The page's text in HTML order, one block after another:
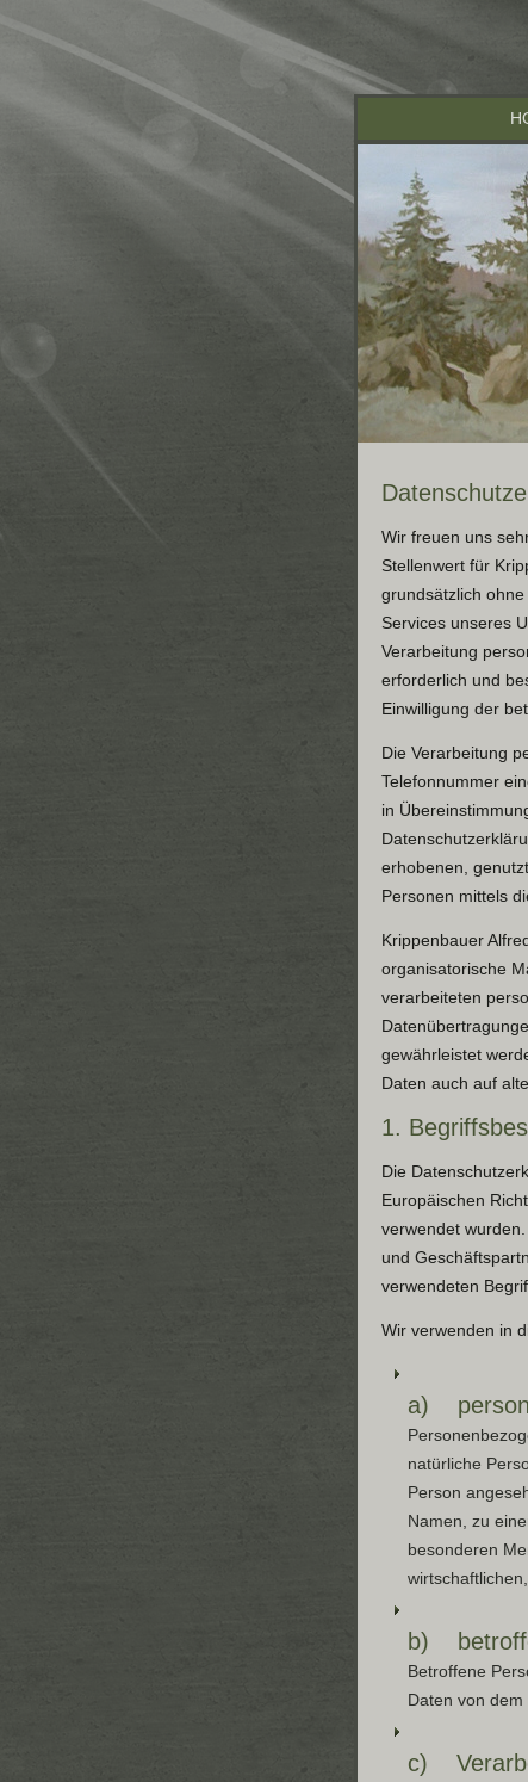
Wir freuen uns
Stellenwert für
grundsätzlich
Services unseres
Verarbeitung
erforderlich und
Einwilligung der
Die Verarbeitung
Telefonnummer
in
erhobenen,
Personen mittels
Krippenbauer
organisatorische
verarbeiteten
gewährleistet
Daten auch auf
1.
Die
Europäischen
verwendet
und
verwendeten
Wir verwenden in
a)
natürliche
Person
Namen, zu
besonderen
b)
Betroffene
Daten von
c)